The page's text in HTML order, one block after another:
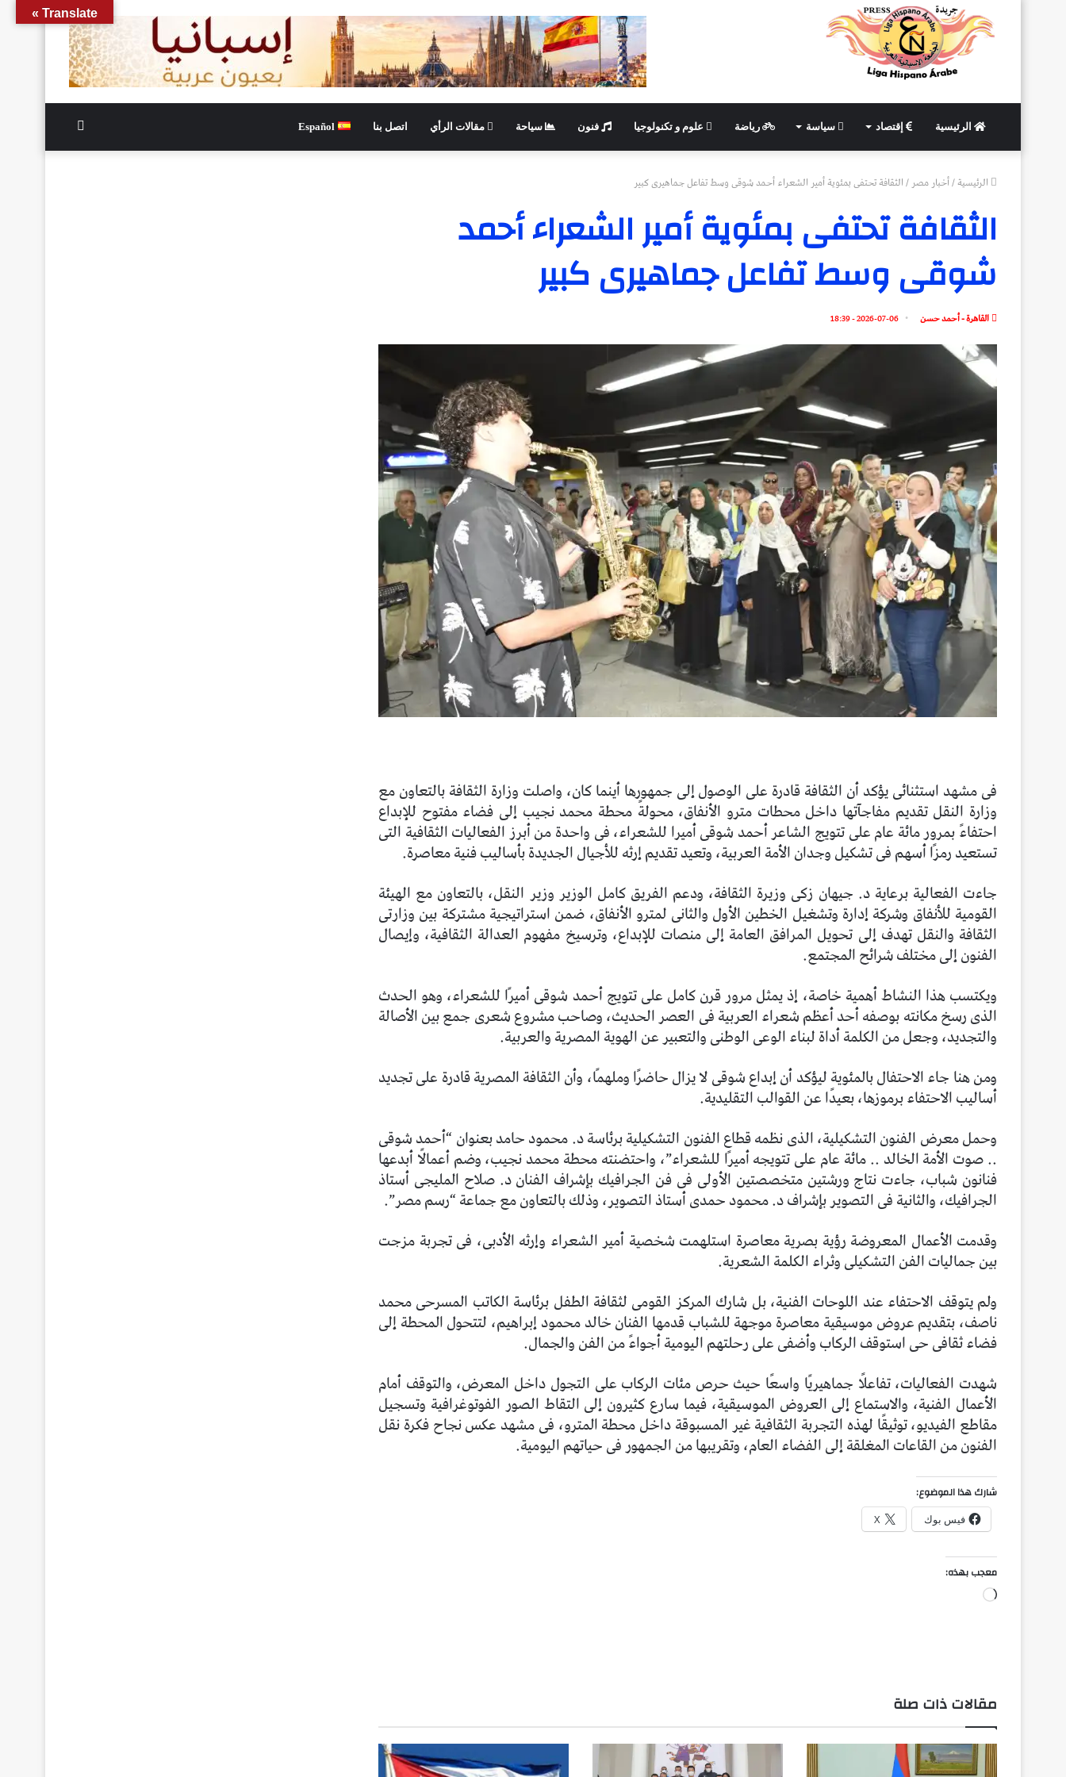
الرئيسية إقتصاد سياسة رياضة علوم و تكنولوجيا فنون سياحة مقالات الرأي اتصل بنا Español
الرئيسية/أخبار مصر/الثقافة تحتفى بمئوية أمير الشعراء أحمد شوقى وسط تفاعل جماهيرى كبير
الثقافة تحتفى بمئوية أمير الشعراء أحمد
شوقى وسط تفاعل جماهيرى كبير
القاهرة - أحمد حسن 2026-07-06 - 18:39
فى مشهد استثنائى يؤكد أن الثقافة قادرة على الوصول إلى جمهورها أينما كان، واصلت وزارة الثقافة بالتعاون مع
وزارة النقل تقديم مفاجآتها داخل محطات مترو الأنفاق، محولةً محطة محمد نجيب إلى فضاء مفتوح للإبداع
احتفاءً بمرور مائة عام على تتويج الشاعر أحمد شوقى أميرا للشعراء، فى واحدة من أبرز الفعاليات الثقافية التى
تستعيد رمزًا أسهم فى تشكيل وجدان الأمة العربية، وتعيد تقديم إرثه للأجيال الجديدة بأساليب فنية معاصرة.
جاءت الفعالية برعاية د. جيهان زكى وزيرة الثقافة، ودعم الفريق كامل الوزير وزير النقل، بالتعاون مع الهيئة
القومية للأنفاق وشركة إدارة وتشغيل الخطين الأول والثانى لمترو الأنفاق، ضمن استراتيجية مشتركة بين وزارتى
الثقافة والنقل تهدف إلى تحويل المرافق العامة إلى منصات للإبداع، وترسيخ مفهوم العدالة الثقافية، وإيصال
الفنون إلى مختلف شرائح المجتمع.
ويكتسب هذا النشاط أهمية خاصة، إذ يمثل مرور قرن كامل على تتويج أحمد شوقى أميرًا للشعراء، وهو الحدث
الذى رسخ مكانته بوصفه أحد أعظم شعراء العربية فى العصر الحديث، وصاحب مشروع شعرى جمع بين الأصالة
والتجديد، وجعل من الكلمة أداة لبناء الوعى الوطنى والتعبير عن الهوية المصرية والعربية.
ومن هنا جاء الاحتفال بالمئوية ليؤكد أن إبداع شوقى لا يزال حاضرًا وملهمًا، وأن الثقافة المصرية قادرة على تجديد
أساليب الاحتفاء برموزها، بعيدًا عن القوالب التقليدية.
وحمل معرض الفنون التشكيلية، الذى نظمه قطاع الفنون التشكيلية برئاسة د. محمود حامد بعنوان “أحمد شوقى
.. صوت الأمة الخالد .. مائة عام على تتويجه أميرًا للشعراء”، واحتضنته محطة محمد نجيب، وضم أعمالًا أبدعها
فنانون شباب، جاءت نتاج ورشتين متخصصتين الأولى فى فن الجرافيك بإشراف الفنان د. صلاح المليجى أستاذ
الجرافيك، والثانية فى التصوير بإشراف د. محمود حمدى أستاذ التصوير، وذلك بالتعاون مع جماعة “رسم مصر”.
وقدمت الأعمال المعروضة رؤية بصرية معاصرة استلهمت شخصية أمير الشعراء وإرثه الأدبى، فى تجربة مزجت
بين جماليات الفن التشكيلى وثراء الكلمة الشعرية.
ولم يتوقف الاحتفاء عند اللوحات الفنية، بل شارك المركز القومى لثقافة الطفل برئاسة الكاتب المسرحى محمد
ناصف، بتقديم عروض موسيقية معاصرة موجهة للشباب قدمها الفنان خالد محمود إبراهيم، لتتحول المحطة إلى
فضاء ثقافى حى استوقف الركاب وأضفى على رحلتهم اليومية أجواءً من الفن والجمال.
شهدت الفعاليات، تفاعلًا جماهيريًا واسعًا حيث حرص مئات الركاب على التجول داخل المعرض، والتوقف أمام
الأعمال الفنية، والاستماع إلى العروض الموسيقية، فيما سارع كثيرون إلى التقاط الصور الفوتوغرافية وتسجيل
مقاطع الفيديو، توثيقًا لهذه التجربة الثقافية غير المسبوقة داخل محطة المترو، فى مشهد عكس نجاح فكرة نقل
الفنون من القاعات المغلقة إلى الفضاء العام، وتقريبها من الجمهور فى حياتهم اليومية.
شارك هذا الموضوع:
فيس بوك X
معجب بهذه:
جاري
مقالات ذات صلة
Translate »